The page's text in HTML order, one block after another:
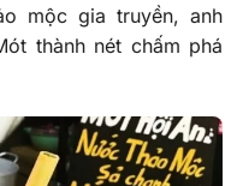
mộc gia truyền, anh
thành nét chấm phá